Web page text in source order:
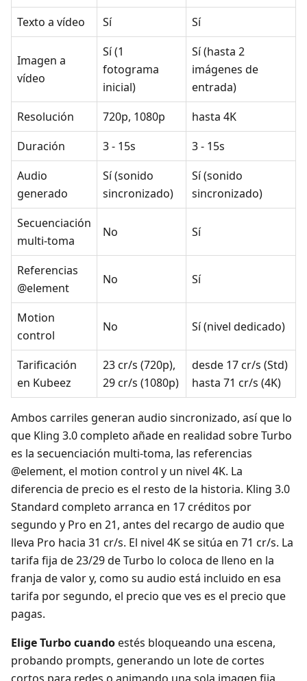
Texto a vídeo Sí Sí
Imagen a
vídeo
Sí (1
fotograma
inicial)
Sí (hasta 2
imágenes de
entrada)
Resolución
720p, 1080p
hasta 4K
Duración
3 - 15s
3 - 15s
Audio
generado
Sí (sonido
sincronizado)
Sí (sonido
sincronizado)
Secuenciación
multi-toma
No Sí
Referencias
@element
No Sí
Motion
control
No Sí (nivel dedicado)
Tarificación
en Kubeez
23 cr/s (720p),
29 cr/s (1080p)
desde 17 cr/s (Std)
hasta 71 cr/s (4K)
Ambos carriles generan audio sincronizado, así que lo
que Kling 3.0 completo añade en realidad sobre Turbo
es la secuenciación multi-toma, las referencias
@element, el motion control y un nivel 4K. La
diferencia de precio es el resto de la historia. Kling 3.0
Standard completo arranca en 17 créditos por
segundo y Pro en 21, antes del recargo de audio que
lleva Pro hacia 31 cr/s. El nivel 4K se sitúa en 71 cr/s. La
tarifa fija de 23/29 de Turbo lo coloca de lleno en la
franja de valor y, como su audio está incluido en esa
tarifa por segundo, el precio que ves es el precio que
pagas.
Elige Turbo cuandoestés bloqueando una escena,
probando prompts, generando un lote de cortes